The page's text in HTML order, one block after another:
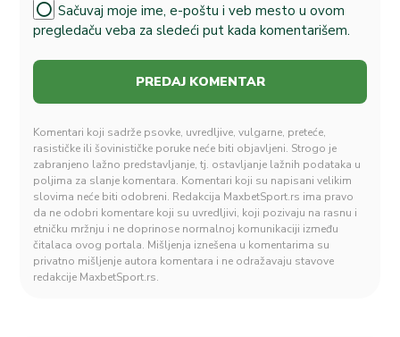
Sačuvaj moje ime, e-poštu i veb mesto u ovom
pregledaču veba za sledeći put kada komentarišem.
Komentari koji sadrže psovke, uvredljive, vulgarne, preteće,
rasističke ili šovinističke poruke neće biti objavljeni. Strogo je
zabranjeno lažno predstavljanje, tj. ostavljanje lažnih podataka u
poljima za slanje komentara. Komentari koji su napisani velikim
slovima neće biti odobreni. Redakcija MaxbetSport.rs ima pravo
da ne odobri komentare koji su uvredljivi, koji pozivaju na rasnu i
etničku mržnju i ne doprinose normalnoj komunikaciji između
čitalaca ovog portala. Mišljenja iznešena u komentarima su
privatno mišljenje autora komentara i ne odražavaju stavove
redakcije MaxbetSport.rs.